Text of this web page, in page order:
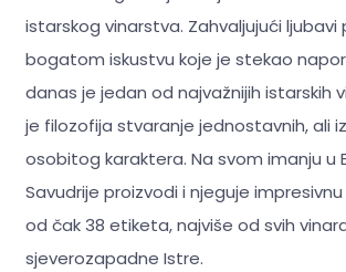
istarskog vinarstva. Zahvaljujući ljubavi
bogatom iskustvu koje je stekao
danas je jedan od najvažnijih istarskih
je filozofija stvaranje jednostavnih, ali
osobitog karaktera. Na svom imanju u
Savudrije proizvodi i njeguje impresivnu
od čak 38 etiketa, najviše od svih
sjeverozapadne Istre.